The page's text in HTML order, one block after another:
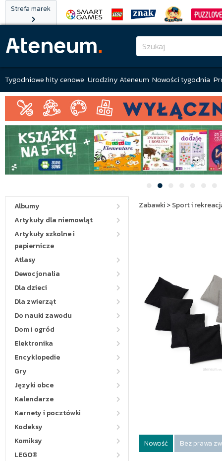
Strefa marek
Tygodniowe hity cenowe Urodziny Ateneum Nowości tygodnia
Albumy
Artykuły dla niemowląt
Artykuły szkolne i
papiernicze
Atlasy
Dewocjonalia
Dla dzieci
Dla zwierząt
Do nauki zawodu
Dom i ogród
Elektronika
Encyklopedie
Gry
Języki obce
Kalendarze
Karnety i pocztówki
Kodeksy
Komiksy
LEGO®
Zabawki>Sport i
Nowość Bez prawa